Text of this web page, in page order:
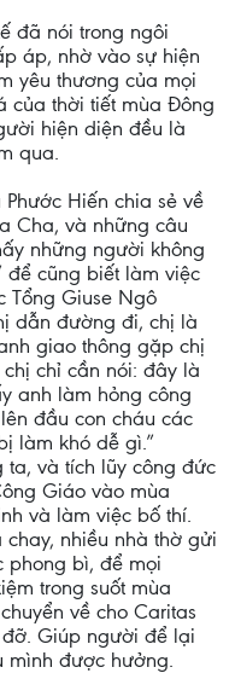
đã nói trong ngôi
áp, nhờ vào sự hiện
yêu thương của mọi
của thời tiết mùa Đông
hiện diện đều là
qua.
Hiến chia sẻ về
Cha, và những câu
những người không
để cũng biết làm việc
Tổng Giuse Ngô
dẫn đường đi, chị là
giao thông gặp chị
chỉ cần nói: đây là
anh làm hỏng công
đầu con cháu các
làm khó dễ gì.”
ta, và tích lũy công đức
Giáo vào mùa
và làm việc bố thí.
chay, nhiều nhà thờ gửi
phong bì, để mọi
trong suốt mùa
về cho Caritas
Giúp người để lại
mình được hưởng.